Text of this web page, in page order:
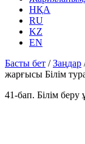
НҚА
RU
KZ
EN
Басты бет /Заңдар
жарғысы Білім
41-бап. Білім